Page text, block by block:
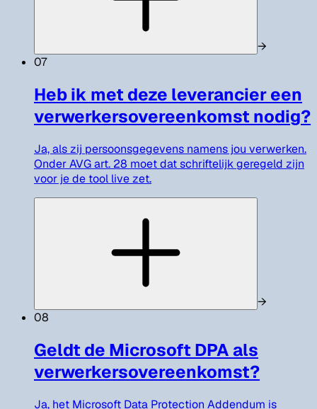
→
07
Heb ik met deze leverancier een
verwerkersovereenkomst nodig?
Ja, als zij persoonsgegevens namens jou verwerken.
Onder AVG art. 28 moet dat schriftelijk geregeld zijn
voor je de tool live zet.
→
08
Geldt de Microsoft DPA als
verwerkersovereenkomst?
Ja, het Microsoft Data Protection Addendum is